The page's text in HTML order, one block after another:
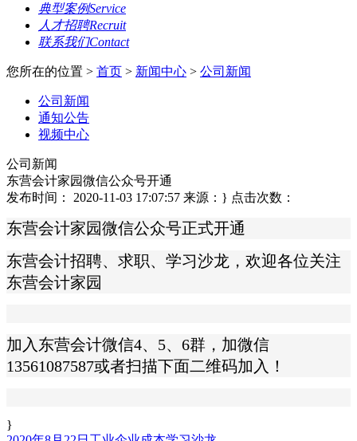
典型案例Service
人才招聘Recruit
联系我们Contact
您所在的位置 > 首页 > 新闻中心 > 公司新闻
公司新闻
通知公告
视频中心
公司新闻
东营会计家园微信公众号开通
发布时间： 2020-11-03 17:07:57 来源： } 点击次数：
东营会计家园微信公众号正式开通
东营会计招聘、求职、学习沙龙，欢迎各位关注
东营会计家园
加入东营会计微信4、5、6群，加微信
13561087587或者扫描下面二维码加入！
}